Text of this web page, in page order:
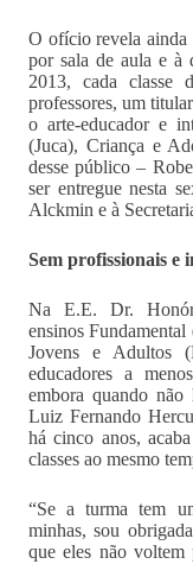
O ofício revela ainda
por sala de aula e à
2013, cada classe
professores, um
o arte-educador e
(Juca), Criança e
desse público –
ser entregue nesta
Alckmin e à
Sem profissionais e
Na E.E. Dr.
ensinos
Jovens e Adultos
educadores a
embora quando
Luiz Fernando
há cinco anos,
classes ao mesmo
“Se a turma tem
minhas, sou
que eles não